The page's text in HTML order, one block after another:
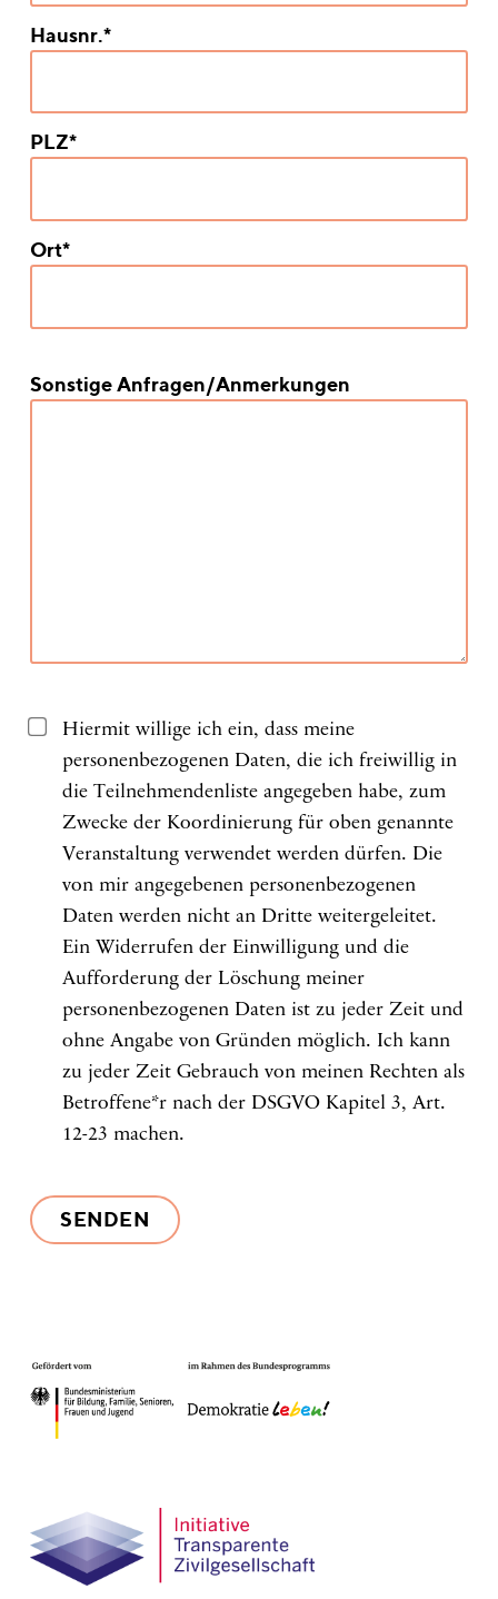
Hausnr.*
PLZ*
Ort*
Sonstige Anfragen/Anmerkungen
Hiermit willige ich ein, dass meine
personenbezogenen Daten, die ich freiwillig in
die Teilnehmendenliste angegeben habe, zum
Zwecke der Koordinierung für oben genannte
Veranstaltung verwendet werden dürfen. Die
von mir angegebenen personenbezogenen
Daten werden nicht an Dritte weitergeleitet.
Ein Widerrufen der Einwilligung und die
Aufforderung der Löschung meiner
personenbezogenen Daten ist zu jeder Zeit und
ohne Angabe von Gründen möglich. Ich kann
zu jeder Zeit Gebrauch von meinen Rechten als
Betroffene*r nach der DSGVO Kapitel 3, Art.
12-23 machen.
SENDEN